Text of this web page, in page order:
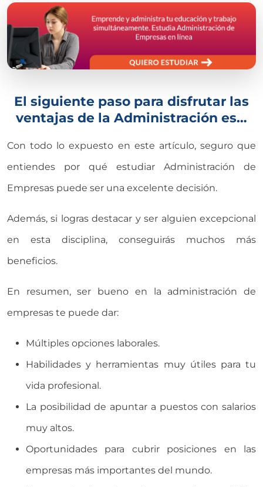
El siguiente paso para disfrutar las
ventajas de la Administración es…
Con todo lo expuesto en este artículo, seguro que
entiendes por qué estudiar Administración de
Empresas puede ser una excelente decisión.
Además, si logras destacar y ser alguien excepcional
en esta disciplina, conseguirás muchos más
beneficios.
En resumen, ser bueno en la administración de
empresas te puede dar:
Múltiples opciones laborales.
Habilidades y herramientas muy útiles para tu
vida profesional.
La posibilidad de apuntar a puestos con salarios
muy altos.
Oportunidades para cubrir posiciones en las
empresas más importantes del mundo.